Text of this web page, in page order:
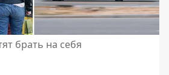
брать на себя